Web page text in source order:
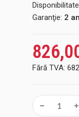
Garanţie: 2
Fără TVA: